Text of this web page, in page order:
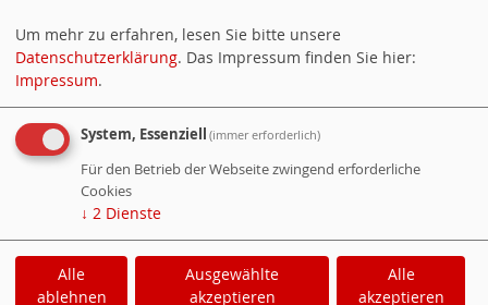
JUSOS KARLSRUHE-LAND
Cookie-Manager|Datenschutzerklärung|
Um mehr zu erfahren, lesen Sie bitte unsere
Datenschutzerklärung. Das Impressum finden Sie hier:
Impressum.
System, Essenziell (immer erforderlich)
Für den Betrieb der Webseite zwingend erforderliche
Cookies
↓ 2 Dienste
Alle
ablehnen
Ausgewählte
akzeptieren
Alle
akzeptieren